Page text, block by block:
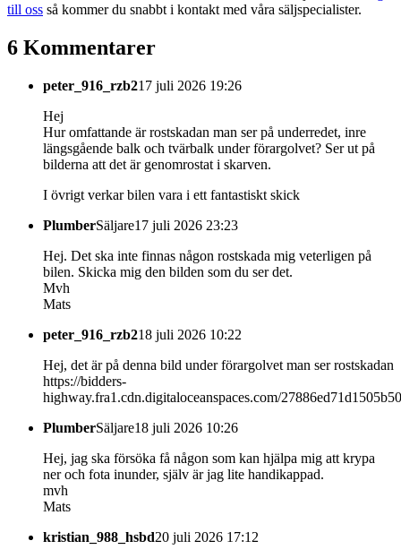
till oss så kommer du snabbt i kontakt med våra säljspecialister.
6 Kommentarer
peter_916_rzb217 juli 2026 19:26
Hej
Hur omfattande är rostskadan man ser på underredet, inre
längsgående balk och tvärbalk under förargolvet? Ser ut på
bilderna att det är genomrostat i skarven.
I övrigt verkar bilen vara i ett fantastiskt skick
PlumberSäljare17 juli 2026 23:23
Hej. Det ska inte finnas någon rostskada mig veterligen på
bilen. Skicka mig den bilden som du ser det.
Mvh
Mats
peter_916_rzb218 juli 2026 10:22
Hej, det är på denna bild under förargolvet man ser rostskadan
https://bidders-
highway.fra1.cdn.digitaloceanspaces.com/
PlumberSäljare18 juli 2026 10:26
Hej, jag ska försöka få någon som kan hjälpa mig att krypa
ner och fota inunder, själv är jag lite handikappad.
mvh
Mats
kristian_988_hsbd20 juli 2026 17:12